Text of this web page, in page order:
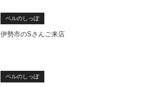
ベルのしっぽ
伊勢市のSさんご来店
ベルのしっぽ